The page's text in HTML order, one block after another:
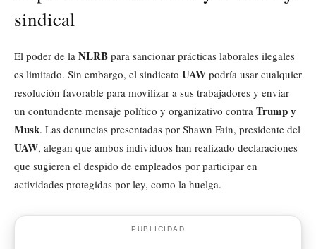
sindical
El poder de la NLRB para sancionar prácticas laborales ilegales
es limitado. Sin embargo, el sindicato UAW podría usar cualquier
resolución favorable para movilizar a sus trabajadores y enviar
un contundente mensaje político y organizativo contra Trump y
Musk. Las denuncias presentadas por Shawn Fain, presidente del
UAW, alegan que ambos individuos han realizado declaraciones
que sugieren el despido de empleados por participar en
actividades protegidas por ley, como la huelga.
PUBLICIDAD